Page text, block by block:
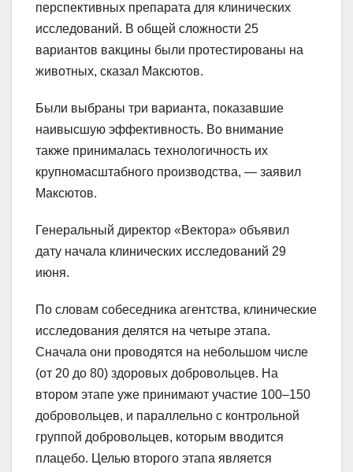
перспективных препарата для клинических
исследований. В общей сложности 25
вариантов вакцины были протестированы на
животных, сказал Максютов.
Были выбраны три варианта, показавшие
наивысшую эффективность. Во внимание
также принималась технологичность их
крупномасштабного производства, — заявил
Максютов.
Генеральный директор «Вектора» объявил
дату начала клинических исследований 29
июня.
По словам собеседника агентства, клинические
исследования делятся на четыре этапа.
Сначала они проводятся на небольшом числе
(от 20 до 80) здоровых добровольцев. На
втором этапе уже принимают участие 100–150
добровольцев, и параллельно с контрольной
группой добровольцев, которым вводится
плацебо. Целью второго этапа является